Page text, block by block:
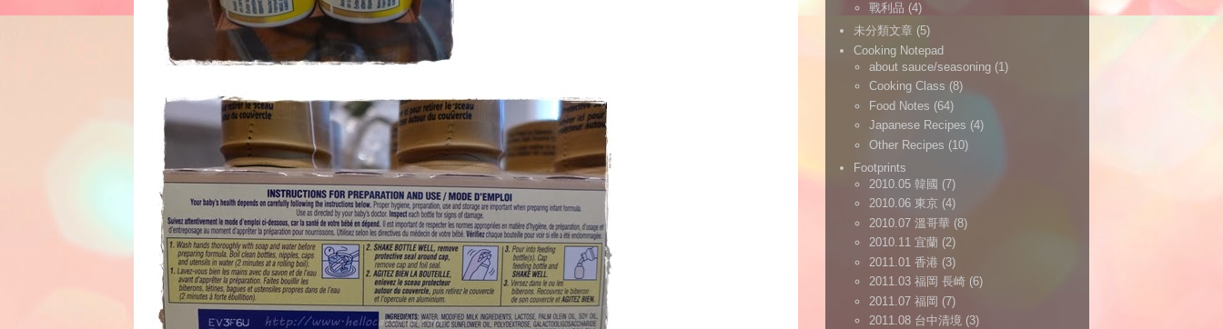
戰利品 (4)
未分類文章 (5)
Cooking Notepad
about sauce/seasoning (1)
Cooking Class (8)
Food Notes (64)
Japanese Recipes (4)
Other Recipes (10)
Footprints
2010.05 韓國 (7)
2010.06 東京 (4)
2010.07 溫哥華 (8)
2010.11 宜蘭 (2)
2011.01 香港 (3)
2011.03 福岡 長崎 (6)
2011.07 福岡 (7)
2011.08 台中清境 (3)